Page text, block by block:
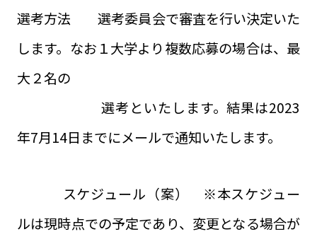
選考方法 選考委員会で審査を行い決定いた
します。なお１大学より複数応募の場合は、最
大２名の
選考といたします。結果は2023
年7月14日までにメールで通知いたします。
スケジュール（案） ※本スケジュー
ルは現時点での予定であり、変更となる場合が